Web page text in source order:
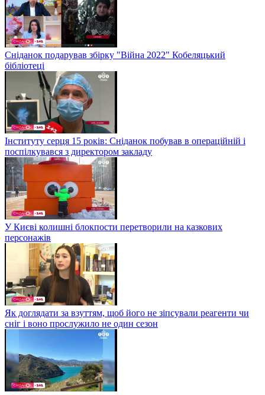
Сніданок подарував збірку "Війна 2022" Кобеляцький
бібліотеці
Інституту серця 15 років: Сніданок побував в операційній і
поспілкувався з директором закладу
У Києві колишні блокпости перетворили на казкових
персонажів
Як доглядати за взуттям, щоб його не зіпсували реагенти чи
сніг і воно прослужило не один сезон